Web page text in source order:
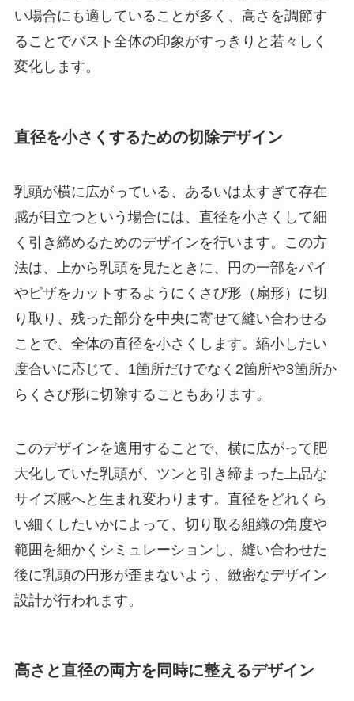
い場合にも適していることが多く、高さを調節す
ることでバスト全体の印象がすっきりと若々しく
変化します。
直径を小さくするための切除デザイン
乳頭が横に広がっている、あるいは太すぎて存在
感が目立つという場合には、直径を小さくして細
く引き締めるためのデザインを行います。この方
法は、上から乳頭を見たときに、円の一部をパイ
やピザをカットするようにくさび形（扇形）に切
り取り、残った部分を中央に寄せて縫い合わせる
ことで、全体の直径を小さくします。縮小したい
度合いに応じて、1箇所だけでなく2箇所や3箇所か
らくさび形に切除することもあります。
このデザインを適用することで、横に広がって肥
大化していた乳頭が、ツンと引き締まった上品な
サイズ感へと生まれ変わります。直径をどれくら
い細くしたいかによって、切り取る組織の角度や
範囲を細かくシミュレーションし、縫い合わせた
後に乳頭の円形が歪まないよう、緻密なデザイン
設計が行われます。
高さと直径の両方を同時に整えるデザイン